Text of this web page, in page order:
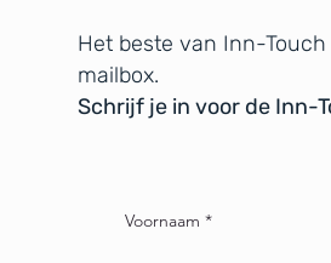
Het beste van Inn-
mailbox.
Schrijf je in voor de Inn-
Voornaam